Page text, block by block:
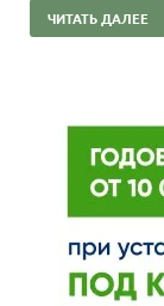
ЧИТАТЬ ДАЛЕЕ